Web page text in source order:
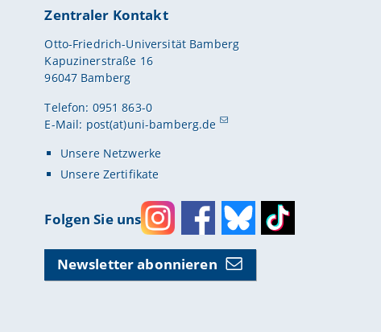
Zentraler Kontakt
Otto-Friedrich-Universität Bamberg
Kapuzinerstraße 16
96047 Bamberg
Telefon: 0951 863-0
E-Mail: post(at)uni-bamberg.de
Unsere Netzwerke
Unsere Zertifikate
Folgen Sie uns
InstagramFacebook
Bluesky
Newsletter abonnieren